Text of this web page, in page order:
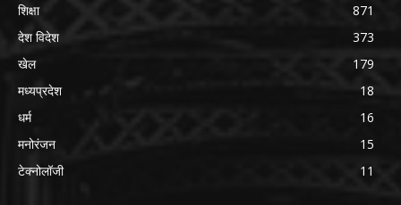
शिक्षा
871
देश विदेश
373
खेल
179
मध्यप्रदेश
18
धर्म
16
मनोरंजन
15
टेक्नोलॉजी
11